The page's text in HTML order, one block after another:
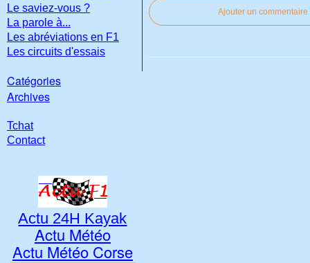
Ajouter un commentaire
Le saviez-vous ?
La parole à...
Les abréviations en F1
Les circuits d'essais
Catégories
Archives
Tchat
Contact
Actu 24H Kayak
Actu Météo
Actu Météo Corse